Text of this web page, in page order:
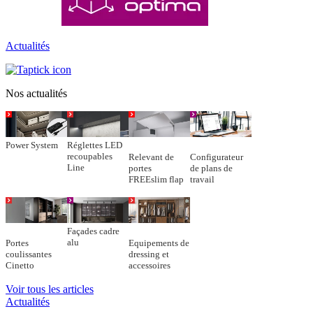
Actualités
Nos actualités
Power System
Réglettes LED
recoupables
Line
Relevant de
portes
FREEslim flap
Configurateur
de plans de
travail
Portes
coulissantes
Cinetto
Façades cadre
alu
Equipements de
dressing et
accessoires
Voir tous les articles
Actualités